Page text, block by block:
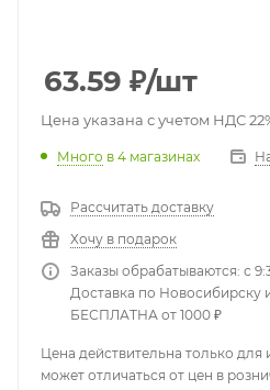
63.59 ₽/шт
Цена указана с учетом НДС
Много в 4 магазинах
Рассчитать доставку
Хочу в подарок
Заказы обрабатываются: с
Доставка по Новосибирску
БЕСПЛАТНА от 1000 ₽
Цена действительна только для
может отличаться от цен в